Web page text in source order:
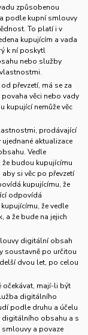
způsobenou
podle kupní smlouvy
To platí i v
kupujícím a vada
k ní poskytl
nebo služby
převzetí, má se za
věci nebo vady
kupující nemůže věc
prodávající
aktualizace
Vedle
budou kupujícímu
si věc po převzetí
kupujícímu, že
odpovídá
že vedle
a že bude na jejich
digitální obsah
soustavně po určitou
dvou let, po celou
očekávat, mají-li být
digitálního
podle druhu a účelu
obsahu a s
a povaze